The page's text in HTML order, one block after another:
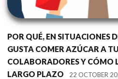
POR QUÉ, EN SITUACIONES
GUSTA COMER AZÚCAR A
COLABORADORES Y CÓMO
LARGO PLAZO
22 OCTOBER